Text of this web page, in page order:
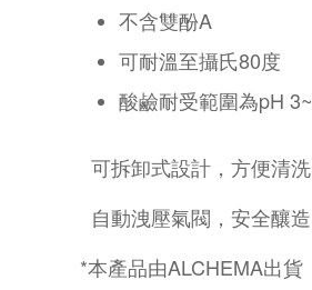
不含雙酚A
可耐溫至攝氏80度
酸鹼耐受範圍為pH
可拆卸式設計，方便清洗
自動洩壓氣閥，安全釀造
*本產品由ALCHEMA出貨